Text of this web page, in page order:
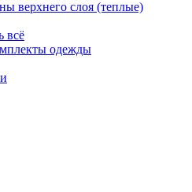
верхнего слоя (теплые)
всё
одежды